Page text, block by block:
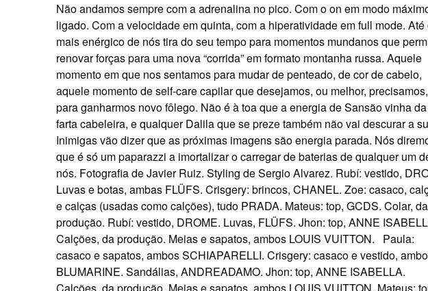
Não andamos sempre com a adrenalina no pico. Com o on em modo
ligado. Com a velocidade em quinta, com a hiperatividade em full mode. Até
mais enérgico de nós tira do seu tempo para momentos mundanos que
renovar forças para uma nova “corrida” em formato montanha russa. Aquele
momento em que nos sentamos para mudar de penteado, de cor de cabelo,
aquele momento de self-care capilar que desejamos, ou melhor, precisamos,
para ganharmos novo fôlego. Não é à toa que a energia de Sansão vinha
farta cabeleira, e qualquer Dalila que se preze também não vai descurar a
Inimigas vão dizer que as próximas imagens são energia parada. Nós
que é só um paparazzi a imortalizar o carregar de baterias de qualquer um
nós. Fotografia de Javier Ruiz. Styling de Sergio Alvarez. Rubí: vestido,
Luvas e botas, ambas FLÜFS. Crisgery: brincos, CHANEL. Zoe: casaco,
e calças (usadas como calções), tudo PRADA. Mateus: top, GCDS. Colar, da
produção. Rubí: vestido, DROME. Luvas, FLÜFS. Jhon: top, ANNE
Calções, da produção. Meias e sapatos, ambos LOUIS VUITTON. Paula:
casaco e sapatos, ambos SCHIAPARELLI. Crisgery: casaco e vestido,
BLUMARINE. Sandálias, ANDREADAMO. Jhon: top, ANNE ISABELLA.